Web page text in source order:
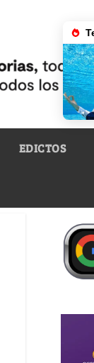
EDICTOS